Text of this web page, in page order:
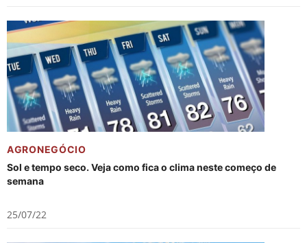
AGRONEGÓCIO
Sol e tempo seco. Veja como fica o clima neste começo de
semana
25/07/22